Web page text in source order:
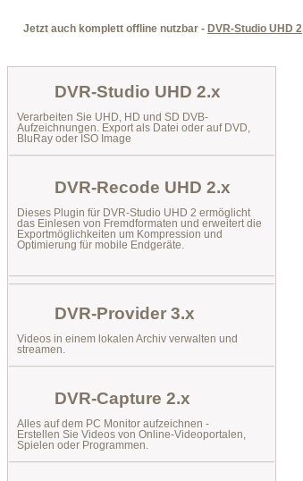
Jetzt auch komplett offline nutzbar - DVR-Studio UHD 2
DVR-Studio UHD 2.x
Verarbeiten Sie UHD, HD und SD DVB-
Aufzeichnungen. Export als Datei oder auf DVD,
BluRay oder ISO Image
DVR-Recode UHD 2.x
Dieses Plugin für DVR-Studio UHD 2 ermöglicht
das Einlesen von Fremdformaten und erweitert die
Exportmöglichkeiten um Kompression und
Optimierung für mobile Endgeräte.
DVR-Provider 3.x
Videos in einem lokalen Archiv verwalten und
streamen.
DVR-Capture 2.x
Alles auf dem PC Monitor aufzeichnen -
Erstellen Sie Videos von Online-Videoportalen,
Spielen oder Programmen.